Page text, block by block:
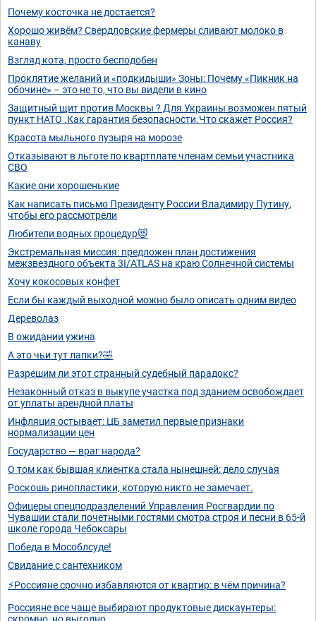
Почему косточка не достается?
Хорошо живём? Свердловские фермеры сливают молоко в
канаву
Взгляд котa, просто бесподобен
Проклятие желаний и «подкидыши» Зоны: Почему «Пикник на
обочине» – это не то, что вы видели в кино
Защитный щит против Москвы ? Для Украины возможен пятый
пункт НАТО .Как гарантия безопасности.Что скажет Россия?
Красота мыльного пузыря на морозе
Отказывают в льготе по квартплате членам семьи участника
СВО
Какие они хорошенькие
Как написать письмо Президенту России Владимиру Путину,
чтобы его рассмотрели
Любители водных процедур😻
Экстремальная миссия: предложен план достижения
межзвездного объекта 3I/ATLAS на краю Солнечной системы
Хочу кокосовых конфет
Если бы каждый выходной можно было описать одним видео
Дереволаз
В ожидании ужина
А это чьи тут лапки?🤣
Разрешим ли этот странный судебный парадокс?
Незаконный отказ в выкупе участка под зданием освобождает
от уплаты арендной платы
Инфляция остывает: ЦБ заметил первые признаки
нормализации цен
Государство — враг народа?
О том как бывшая клиентка стала нынешней: дело случая
Роскошь ринопластики, которую никто не замечает.
Офицеры спецподразделений Управления Росгвардии по
Чувашии стали почетными гостями смотра строя и песни в 65-й
школе города Чебоксары
Победа в Мособлсуде!
Свидание с сантехником
⚡Россияне срочно избавляются от квартир: в чём причина?
Россияне все чаще выбирают продуктовые дискаунтеры:
скромно, но выгодно